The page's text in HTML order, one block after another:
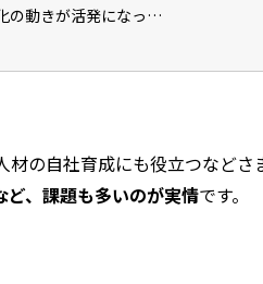
の動きが活発になっ…
の自社育成にも役立つなどさ
、課題も多いのが実情です。